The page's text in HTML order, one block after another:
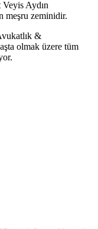
meşru zeminidir.
&
olmak üzere tüm